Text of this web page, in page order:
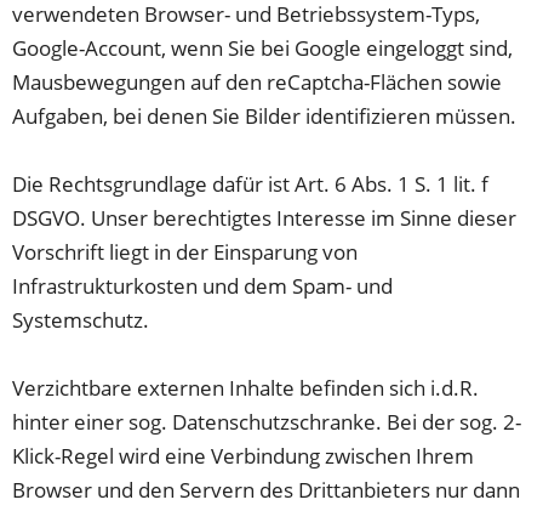
verwendeten Browser- und Betriebssystem-Typs,
Google-Account, wenn Sie bei Google eingeloggt sind,
Mausbewegungen auf den reCaptcha-Flächen sowie
Aufgaben, bei denen Sie Bilder identifizieren müssen.
Die Rechtsgrundlage dafür ist Art. 6 Abs. 1 S. 1 lit. f
DSGVO. Unser berechtigtes Interesse im Sinne dieser
Vorschrift liegt in der Einsparung von
Infrastrukturkosten und dem Spam- und
Systemschutz.
Verzichtbare externen Inhalte befinden sich i.d.R.
hinter einer sog. Datenschutzschranke. Bei der sog. 2-
Klick-Regel wird eine Verbindung zwischen Ihrem
Browser und den Servern des Drittanbieters nur dann